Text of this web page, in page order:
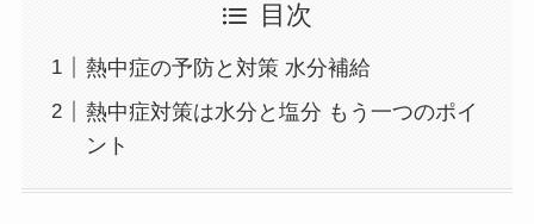
目次
熱中症の予防と対策 水分補給
熱中症対策は水分と塩分 もう一つのポイ
ント